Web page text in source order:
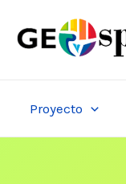
Proyecto